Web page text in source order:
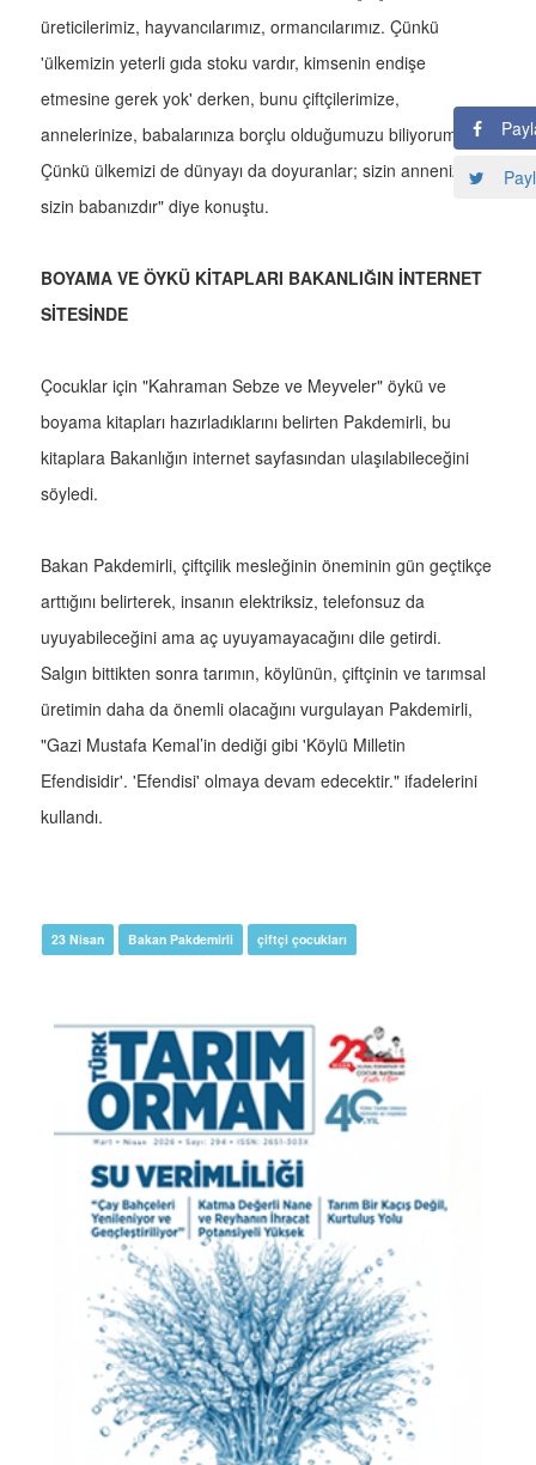
üreticilerimiz, hayvancılarımız, ormancılarımız. Çünkü
'ülkemizin yeterli gıda stoku vardır, kimsenin endişe
etmesine gerek yok' derken, bunu çiftçilerimize,
annelerinize, babalarınıza borçlu olduğumuzu biliyorum.
Çünkü ülkemizi de dünyayı da doyuranlar; sizin anneniz,
sizin babanızdır" diye konuştu.
BOYAMA VE ÖYKÜ KİTAPLARI BAKANLIĞIN İNTERNET
SİTESİNDE
Çocuklar için "Kahraman Sebze ve Meyveler" öykü ve
boyama kitapları hazırladıklarını belirten Pakdemirli, bu
kitaplara Bakanlığın internet sayfasından ulaşılabileceğini
söyledi.
Bakan Pakdemirli, çiftçilik mesleğinin öneminin gün geçtikçe
arttığını belirterek, insanın elektriksiz, telefonsuz da
uyuyabileceğini ama aç uyuyamayacağını dile getirdi.
Salgın bittikten sonra tarımın, köylünün, çiftçinin ve tarımsal
üretimin daha da önemli olacağını vurgulayan Pakdemirli,
"Gazi Mustafa Kemal’in dediği gibi 'Köylü Milletin
Efendisidir'. 'Efendisi' olmaya devam edecektir." ifadelerini
kullandı.
23 Nisan Bakan Pakdemirli çiftçi çocukları